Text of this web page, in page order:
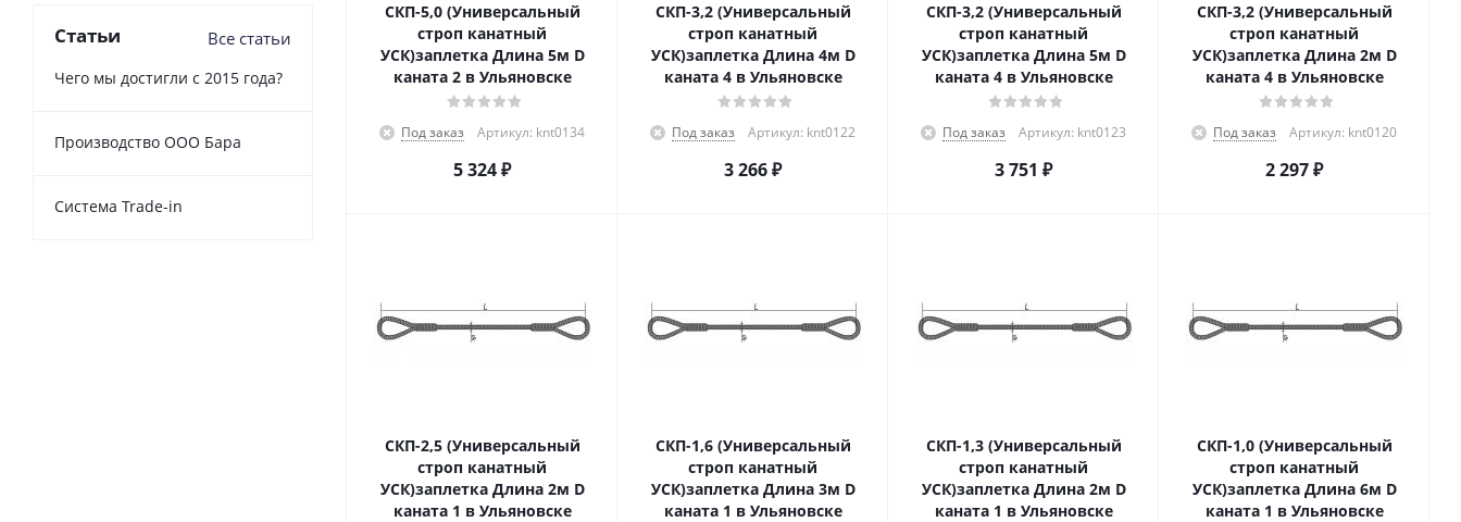
СКП-5,0 (Универсальный
строп канатный
УСК)заплетка Длина 5м D
каната 2 в Ульяновске
Под заказ Артикул: knt0134
5 324₽
СКП-3,2 (Универсальный
строп канатный
УСК)заплетка Длина 4м D
каната 4 в Ульяновске
Под заказ Артикул: knt0122
3 266₽
СКП-3,2 (Универсальный
строп канатный
УСК)заплетка Длина 5м D
каната 4 в Ульяновске
Под заказ Артикул: knt0123
3 751 ₽
СКП-3,2 (Универсальный
строп канатный
УСК)заплетка Длина 2м D
каната 4 в Ульяновске
Под заказ Артикул: knt0120
2 297₽
СКП-2,5 (Универсальный
строп канатный
УСК)заплетка Длина 2м D
каната 1 в Ульяновске
СКП-1,6 (Универсальный
строп канатный
УСК)заплетка Длина 3м D
каната 1 в Ульяновске
СКП-1,3 (Универсальный
строп канатный
УСК)заплетка Длина 2м D
каната 1 в Ульяновске
СКП-1,0 (Универсальный
строп канатный
УСК)заплетка Длина 6м D
каната 1 в Ульяновске
Статьи Все статьи
Чего мы достигли с 2015 года?
Производство ООО Бара
Cистема Trade-in